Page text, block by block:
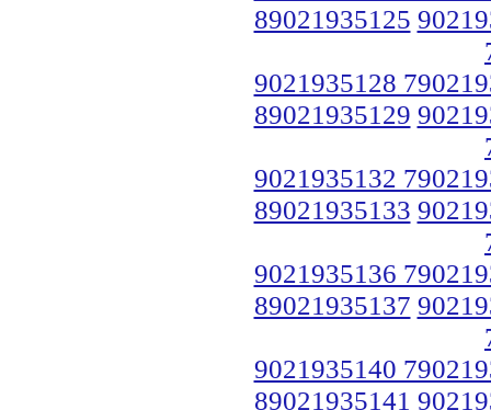
89021935125
9021935128
89021935129
9021935132
89021935133
9021935136
89021935137
9021935140
89021935141